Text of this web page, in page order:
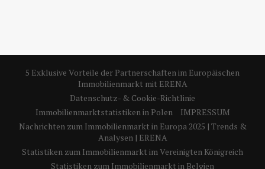
5 Exklusive Vorteile der Partnerschaften im Europäischen
Immobilienmarkt mit ERENA
Datenschutz- & Cookie-Richtlinie
Immobilienmarktstatistiken in Polen
IMPRESSUM
Nachrichten zum Immobilienmarkt in Europa 2025 | Trends &
Analysen | ERENA
Statistiken zum Immobilienmarkt im Vereinigten Königreich
Statistiken zum Immobilienmarkt in Belgien